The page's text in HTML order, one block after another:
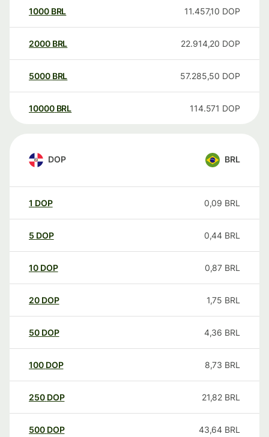
1000 BRL 11.457,10 DOP
2000 BRL 22.914,20 DOP
5000 BRL 57.285,50 DOP
10000 BRL 114.571 DOP
DOP BRL
1 DOP 0,09 BRL
5 DOP 0,44 BRL
10 DOP 0,87 BRL
20 DOP 1,75 BRL
50 DOP 4,36 BRL
100 DOP 8,73 BRL
250 DOP 21,82 BRL
500 DOP 43,64 BRL